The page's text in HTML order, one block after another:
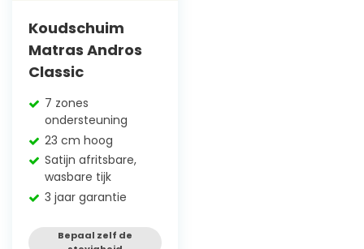
Koudschuim
Matras Andros
Classic
7 zones
ondersteuning
23 cm hoog
Satijn afritsbare,
wasbare tijk
3 jaar garantie
Bepaal zelf de